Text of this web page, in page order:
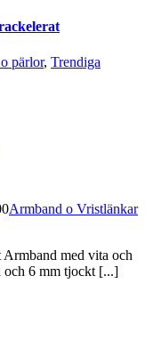
pärlor, Trendiga
Armband o Vristlänkar
med vita och
och 6 mm tjockt [...]